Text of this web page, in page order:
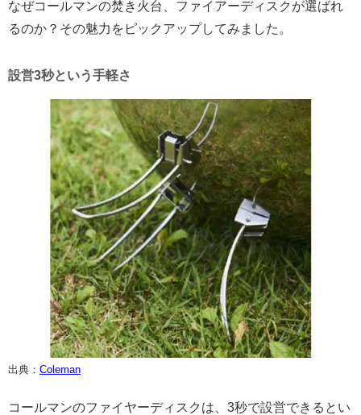
なぜコールマンの焚き火台、ファイアーディスクが選ばれ
るのか？その魅力をピックアップしてみました。
設営3秒という手軽さ
出典： Coleman
コールマンのファイヤーディスクは、3秒で設営できるとい